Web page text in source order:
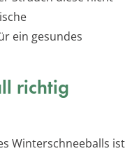
ein gesundes
richtig
Winterschneeballs ist